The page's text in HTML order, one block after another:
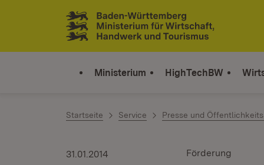
Zum Inhalt springen
Link zur Startseite
Ministerium HighTechBW
Startseite Service Presse und
Förderung
31.01.2014